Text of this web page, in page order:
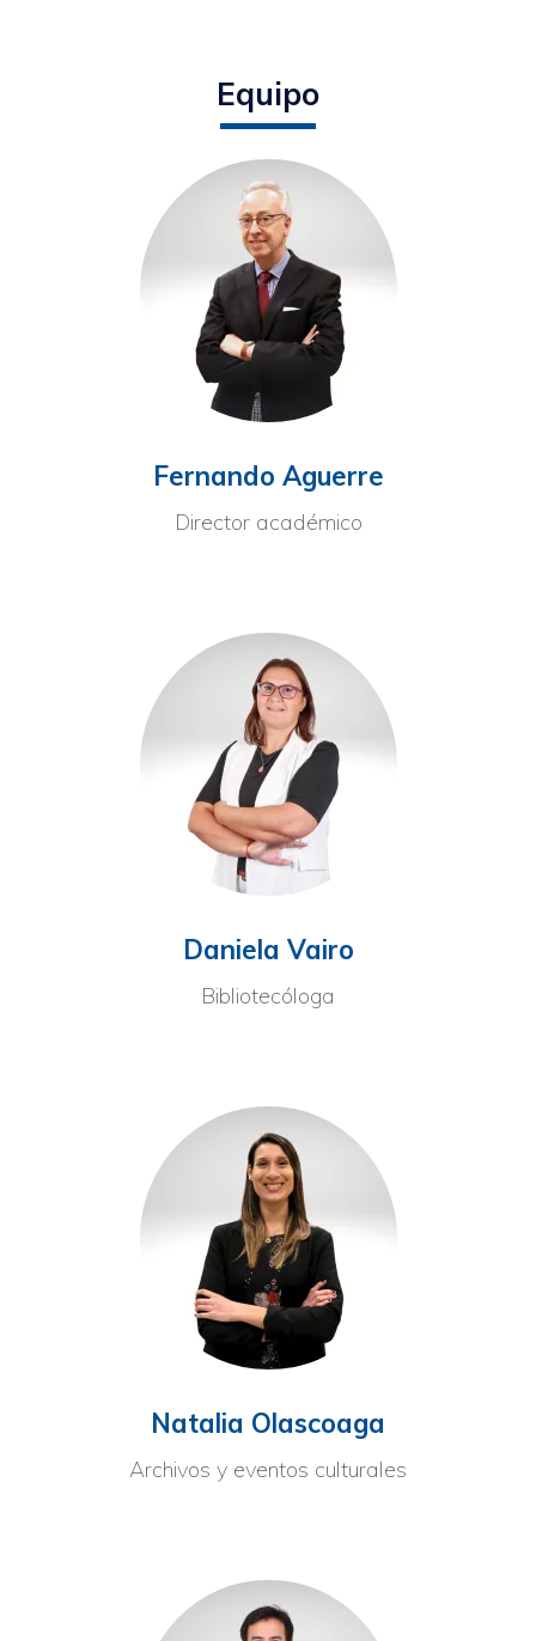
Equipo
Fernando Aguerre
Director académico
Daniela Vairo
Bibliotecóloga
Natalia Olascoaga
Archivos y eventos culturales